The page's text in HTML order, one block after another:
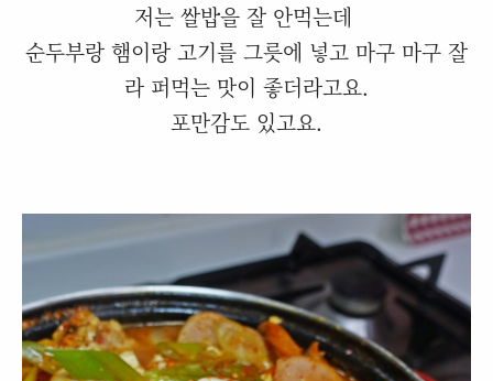
저는 쌀밥을 잘 안먹는데
순두부랑 햄이랑 고기를 그릇에 넣고 마구 마구 잘
라 퍼먹는 맛이 좋더라고요.
포만감도 있고요.